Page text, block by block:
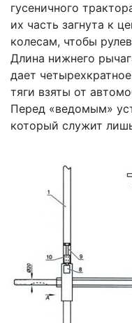
гусеничного
их часть загнута к
колесам, чтобы
Длина нижнего
дает
тяги взяты от
Перед «ведомым»
который служит